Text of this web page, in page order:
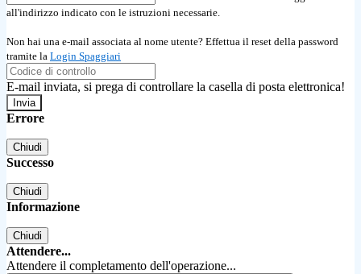
all'indirizzo indicato con le istruzioni necessarie.
Non hai una e-mail associata al nome utente? Effettua il reset della password
tramite la Login Spaggiari
E-mail inviata, si prega di controllare la casella di posta elettronica!
Errore
Chiudi
Successo
Chiudi
Informazione
Chiudi
Attendere...
Attendere il completamento dell'operazione...